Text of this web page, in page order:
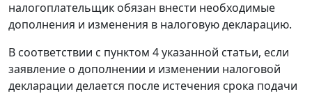
налогоплательщик обязан внести необходимые
дополнения и изменения в налоговую декларацию.
В соответствии с пунктом 4указанной статьи, если
заявление о дополнении и изменении налоговой
декларации делается после истечения срока подачи